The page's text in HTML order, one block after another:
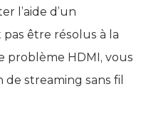
l’aide d’un
être résolus à la
problème HDMI, vous
streaming sans fil